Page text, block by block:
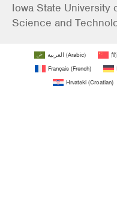
Iowa State University
Science and
العربية (Arabic)
Français(French)
Hrvatski (Croatian)